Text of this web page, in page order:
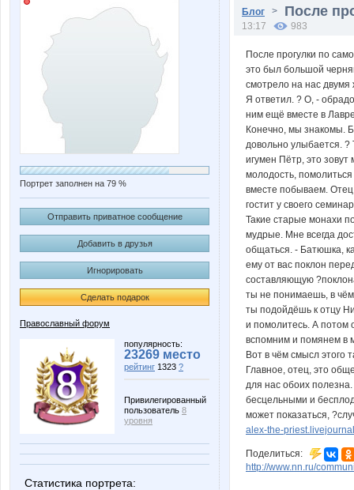
Портрет заполнен на 79 %
Отправить приватное сообщение
Добавить в друзья
Игнорировать
Сделать подарок
Православный форум
популярность:
23269 место
рейтинг 1323 ?
Привилегированный
пользователь 8
уровня
Статистика портрета:
Блог > После
13:17 983
После прогулки по
это был большой
смотрело на нас
Я ответил. ? О, -
ним ещё вместе в
Конечно, мы знакомы.
довольно улыбается. ?
игумен Пётр, это
молодость,
вместе побываем. Отец
гостит у своего
Такие старые монахи
мудрые. Мне всегда
общаться. - Батюшка,
ему от вас поклон
составляющую
ты не понимаешь, в
ты подойдёшь к отцу
и помолитесь. А потом
вспомним и помянем в
Вот в чём смысл этого
Главное, отец, это
для нас обоих
бесцельными и
может показаться,
alex-the-
Поделиться:
http://www.nn.ru/